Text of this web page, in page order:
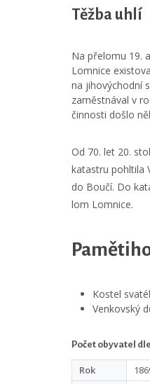
Těžba uhlí
Na přelomu 19.
Lomnice
na jihovýchodní
zaměstnával v
činnosti došlo
Od 70. let 20.
katastru pohltila
do Boučí. Do
lom Lomnice.
Kostel
Venkovský
Počet obyvatel
Rok